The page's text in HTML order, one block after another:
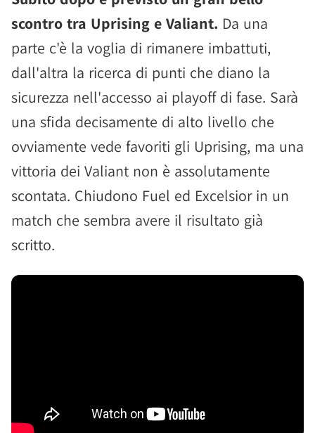
scontro tra Uprising e Valiant. Da una
parte c'è la voglia di rimanere imbattuti,
dall'altra la ricerca di punti che diano la
sicurezza nell'accesso ai playoff di fase. Sarà
una sfida decisamente di alto livello che
ovviamente vede favoriti gli Uprising, ma una
vittoria dei Valiant non è assolutamente
scontata. Chiudono Fuel ed Excelsior in un
match che sembra avere il risultato già
scritto.